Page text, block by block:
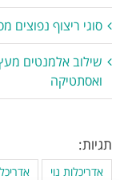
סוגי ריצוף נפוצים
שילוב אלמנטים
ואסתטיקה
תגיות:
אדריכלות נוי